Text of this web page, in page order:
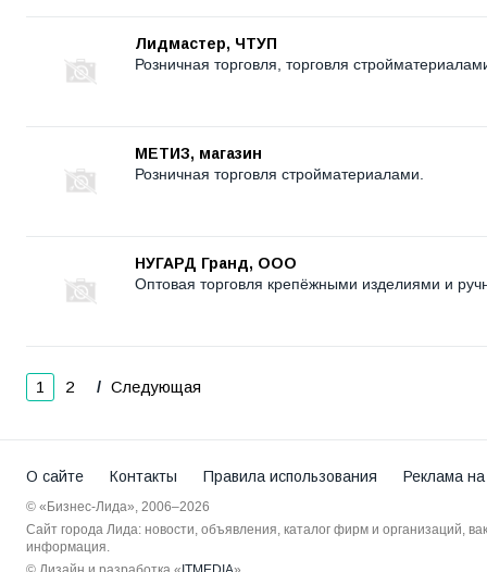
Лидмастер, ЧТУП
Розничная торговля, торговля
МЕТИЗ, магазин
Розничная торговля стройматериалами.
НУГАРД Гранд, ООО
Оптовая торговля крепёжными изделиями и
1 2 Следующая
О сайте Контакты Правила использования Реклама
© «Бизнес-Лида», 2006–2026
Сайт города Лида: новости, объявления, каталог фирм и организаций,
информация.